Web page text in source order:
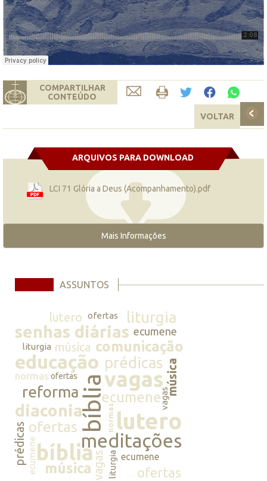
COMPARTILHAR
CONTEÚDO
VOLTAR
ARQUIVOS PARA DOWNLOAD
LCI 71 Glória a Deus (Acompanhamento).pdf
Mais Informações
ASSUNTOS
lutero ofertas liturgia
senhas diárias ecumene
liturgia música comunicação
educação prédicasmúsica
normas ofertasbíbliavagas
reforma
diaconia
ecumenevagas
prédicas ofertas normaslutero
meditações
ecumenebíblia
músicavagasliturgia ecumene
ofertas